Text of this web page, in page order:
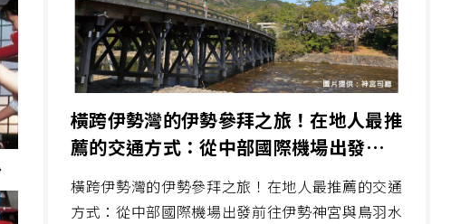
橫跨伊勢灣的伊勢參拜之旅！在地人最推
薦的交通方式：從中部國際機場出發前往
伊勢神宮與鳥羽水族館
橫跨伊勢灣的伊勢參拜之旅！在地人最推薦的交通
方式：從中部國際機場出發前往伊勢神宮與鳥羽水